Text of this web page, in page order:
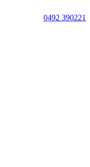
0492 390221